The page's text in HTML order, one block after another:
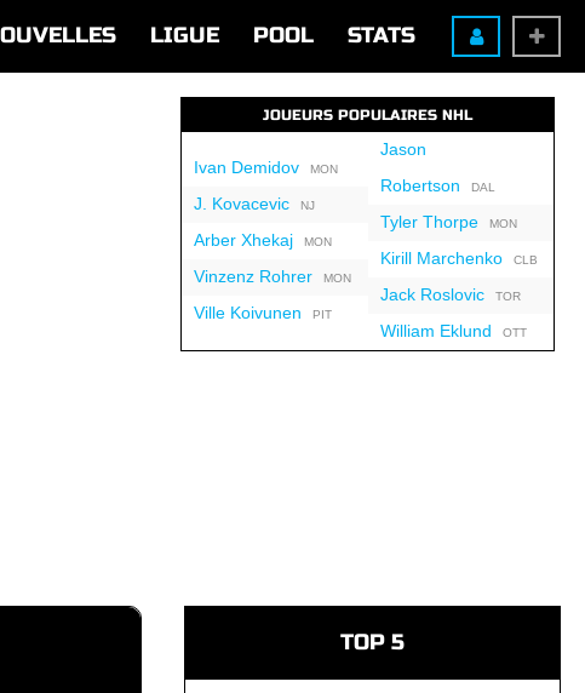
LIGUE POOL STATS
JOUEURS POPULAIRES NHL
Ivan DemidovMON
J. KovacevicNJ
Arber XhekajMON
Vinzenz RohrerMON
Ville Koivunen PIT
Jason
Robertson DAL
Tyler ThorpeMON
Kirill MarchenkoCLB
Jack RoslovicTOR
William Eklund OTT
TOP 5